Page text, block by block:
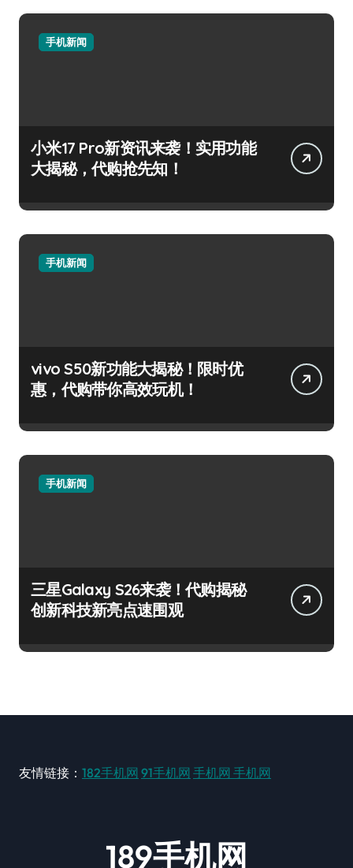
手机新闻
小米17 Pro新资讯来袭！实用功能
大揭秘，代购抢先知！
手机新闻
vivo S50新功能大揭秘！限时优
惠，代购带你高效玩机！
手机新闻
三星Galaxy S26来袭！代购揭秘
创新科技新亮点速围观
友情链接： 182手机网 91手机网 手机网 手机网
189手机网